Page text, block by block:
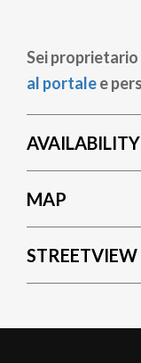
Sei
al portalee
AVAILABILITY
MAP
STREETVIEW